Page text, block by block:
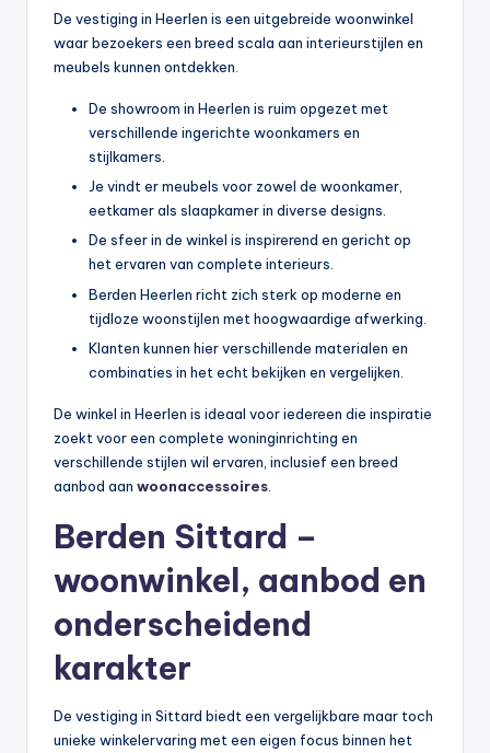
De vestiging in Heerlen is een uitgebreide woonwinkel
waar bezoekers een breed scala aan interieurstijlen en
meubels kunnen ontdekken.
De showroom in Heerlen is ruim opgezet met
verschillende ingerichte woonkamers en
stijlkamers.
Je vindt er meubels voor zowel de woonkamer,
eetkamer als slaapkamer in diverse designs.
De sfeer in de winkel is inspirerend en gericht op
het ervaren van complete interieurs.
Berden Heerlen richt zich sterk op moderne en
tijdloze woonstijlen met hoogwaardige afwerking.
Klanten kunnen hier verschillende materialen en
combinaties in het echt bekijken en vergelijken.
De winkel in Heerlen is ideaal voor iedereen die inspiratie
zoekt voor een complete woninginrichting en
verschillende stijlen wil ervaren, inclusief een breed
aanbod aan woonaccessoires
Berden Sittard –
woonwinkel, aanbod en
onderscheidend
karakter
De vestiging in Sittard biedt een vergelijkbare maar toch
unieke winkelervaring met een eigen focus binnen het